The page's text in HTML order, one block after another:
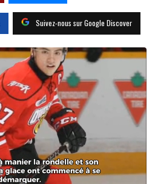
Suivez-nous sur Google Discover